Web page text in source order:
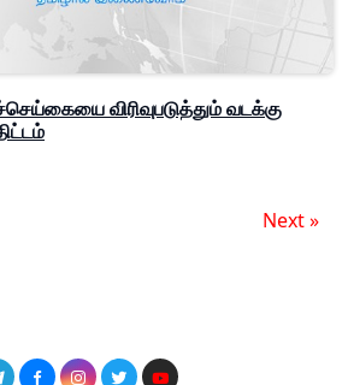
விரிவுபடுத்தும் வடக்கு
Next »